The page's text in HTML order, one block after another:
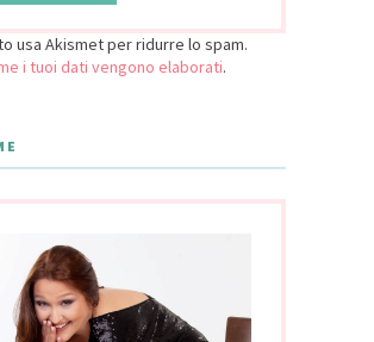
usa Akismet per ridurre lo spam.
i tuoi dati vengono elaborati.